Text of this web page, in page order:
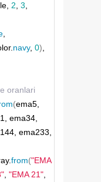
2, 3
,
navy, 0),
oranlari
(ema5,
ema34,
ema233,
from("EMA
, "EMA 21"